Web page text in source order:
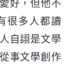
好，但他不
很多人都讀
自詡是文學
事文學創作